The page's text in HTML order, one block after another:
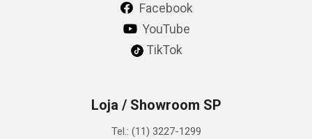
Facebook
YouTube
TikTok
Loja / Showroom SP
Tel.: (11) 3227-1299